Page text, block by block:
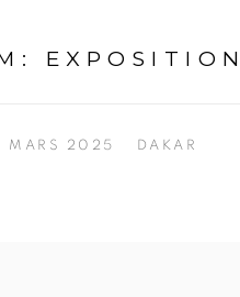
:
MARS 2025 DAKAR